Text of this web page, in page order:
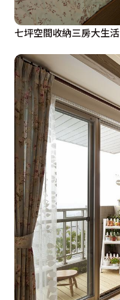
七坪空間收納三房大生活